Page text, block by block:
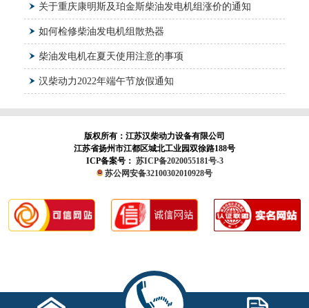
关于重庆康明斯及珀金斯柴油发电机组涨价的通知
如何检修柴油发电机组散热器
柴油发电机在夏天使用注意的事项
汉柴动力2022年端午节放假通知
版权所有：江苏汉柴动力设备有限公司
江苏省扬州市江都区城北工业园双徐路188号
ICP备案号： 苏ICP备2020055181号-3
苏公网安备32100302010928号